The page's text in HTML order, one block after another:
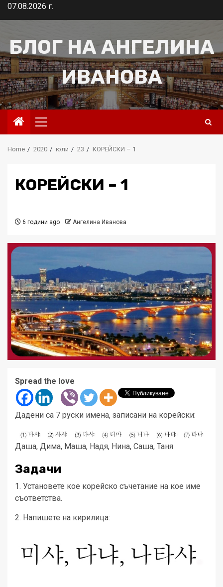
Skip07.08.2026 г.
БЛОГ НА АНГЕЛИНА
ИВАНОВА
Primary
Menu
Home 2020 юли 23 КОРЕЙСКИ – 1
КОРЕЙСКИ – 1
6 години ago Ангелина Иванова
Spread the love
Дадени са 7 руски имена, записани на корейски:
Даша, Дима, Маша, Надя, Нина, Саша, Таня
Задачи
1. Установете кое корейско съчетание на кое име
съответства.
2. Напишете на кирилица: